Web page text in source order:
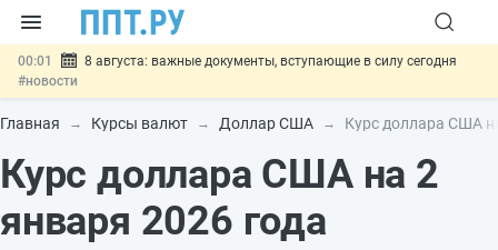
00:01
8 августа: важные документы, вступающие в силу сегодня
#новости
07.08 Подписан закон о блокировке продажи опасных товаров через
«Честный знак»#новости
07.08
Госпошлину за устранение ошибок в документах предлагают
07.08
Важно
Разработают единые критерии трудовых и ГПХ-
отношений#новости
Главная Курсы валют Доллар США Курс доллара США
Курс доллара США на 2
января 2026 года